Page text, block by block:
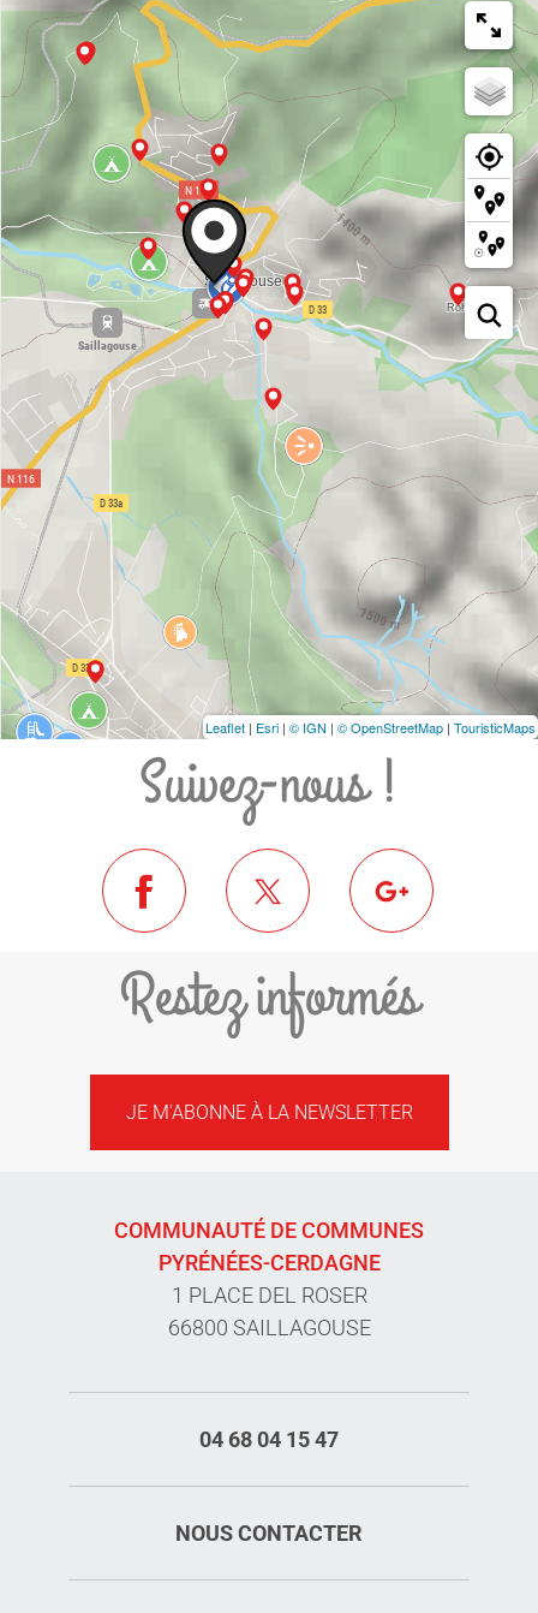
Leaflet | Esri | © IGN | © OpenStreetMap | TouristicMaps
Suivez-nous !
Restez informés
JE M'ABONNE À LA NEWSLETTER
COMMUNAUTÉ DE COMMUNES
PYRÉNÉES-CERDAGNE
1 PLACE DEL ROSER
66800 SAILLAGOUSE
04 68 04 15 47
NOUS CONTACTER